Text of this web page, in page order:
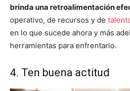
brinda una retroalimentación
operativo, de recursos y de
en lo que sucede ahora y más
herramientas para enfrentarlo.
4. Ten buena actitud